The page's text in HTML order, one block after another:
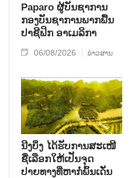
Paparo ຜູ້​ບັນ​ຊາ​ການ
ກອງ​ບັນ​ຊາ​ການພາກ​ພື້ນ​
ປາ​ຊີ​ຟິກ ອາ​ເມ​ລິ​ກາ
06/08/2026 ຂ່າວສານ
ນີງບິ່ງ ໄດ້ຮັບການສະເໜີ
ຊື່ເລືອກໃຫ້ເປັນຈຸດ
ປາຍທາງທີ່ຫາກໍ່ພົ້ນເດັ່ນ